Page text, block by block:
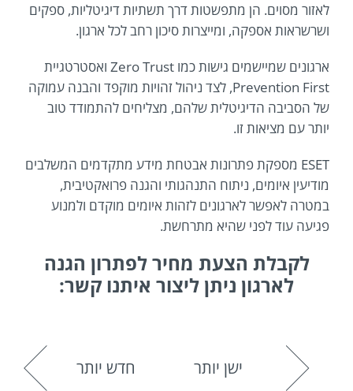
לאזור מסוים. הן מתפשטות דרך תשתיות דיגיטליות, ספקים
ושרשראות אספקה, ומייצרות סיכון רחב לכל ארגון.
ארגונים שמיישמים גישות כמו Zero Trust ואסטרטגיית
Prevention First, לצד ניהול זהויות מוקפד והבנה עמוקה
של הסביבה הדיגיטלית שלהם, מצליחים להתמודד טוב
יותר עם מציאות זו.
ESET מספקת פתרונות אבטחת מידע מתקדמים המשלבים
מודיעין איומים, ניתוח התנהגותי והגנה פרואקטיבית,
במטרה לאפשר לארגונים לזהות איומים מוקדם ולמנוע
פגיעה עוד לפני שהיא מתרחשת.
לקבלת הצעת מחיר לפתרון הגנה
לארגון ניתן ליצור איתנו קשר:
ישן יותר חדש יותר